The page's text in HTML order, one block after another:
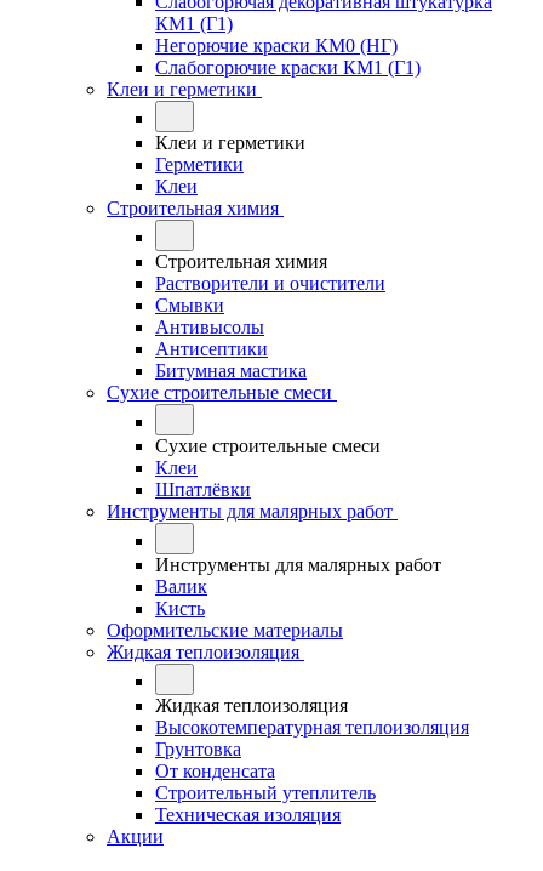
КМ1 (Г1)
Негорючие краски КМ0 (НГ)
Слабогорючие краски КМ1 (Г1)
Клеи и герметики
Клеи и герметики
Герметики
Клеи
Строительная химия
Строительная химия
Растворители и очистители
Смывки
Антивысолы
Антисептики
Битумная мастика
Сухие строительные смеси
Сухие строительные смеси
Клеи
Шпатлёвки
Инструменты для малярных работ
Инструменты для малярных работ
Валик
Кисть
Оформительские материалы
Жидкая теплоизоляция
Жидкая теплоизоляция
Высокотемпературная теплоизоляция
Грунтовка
От конденсата
Строительный утеплитель
Техническая изоляция
Акции